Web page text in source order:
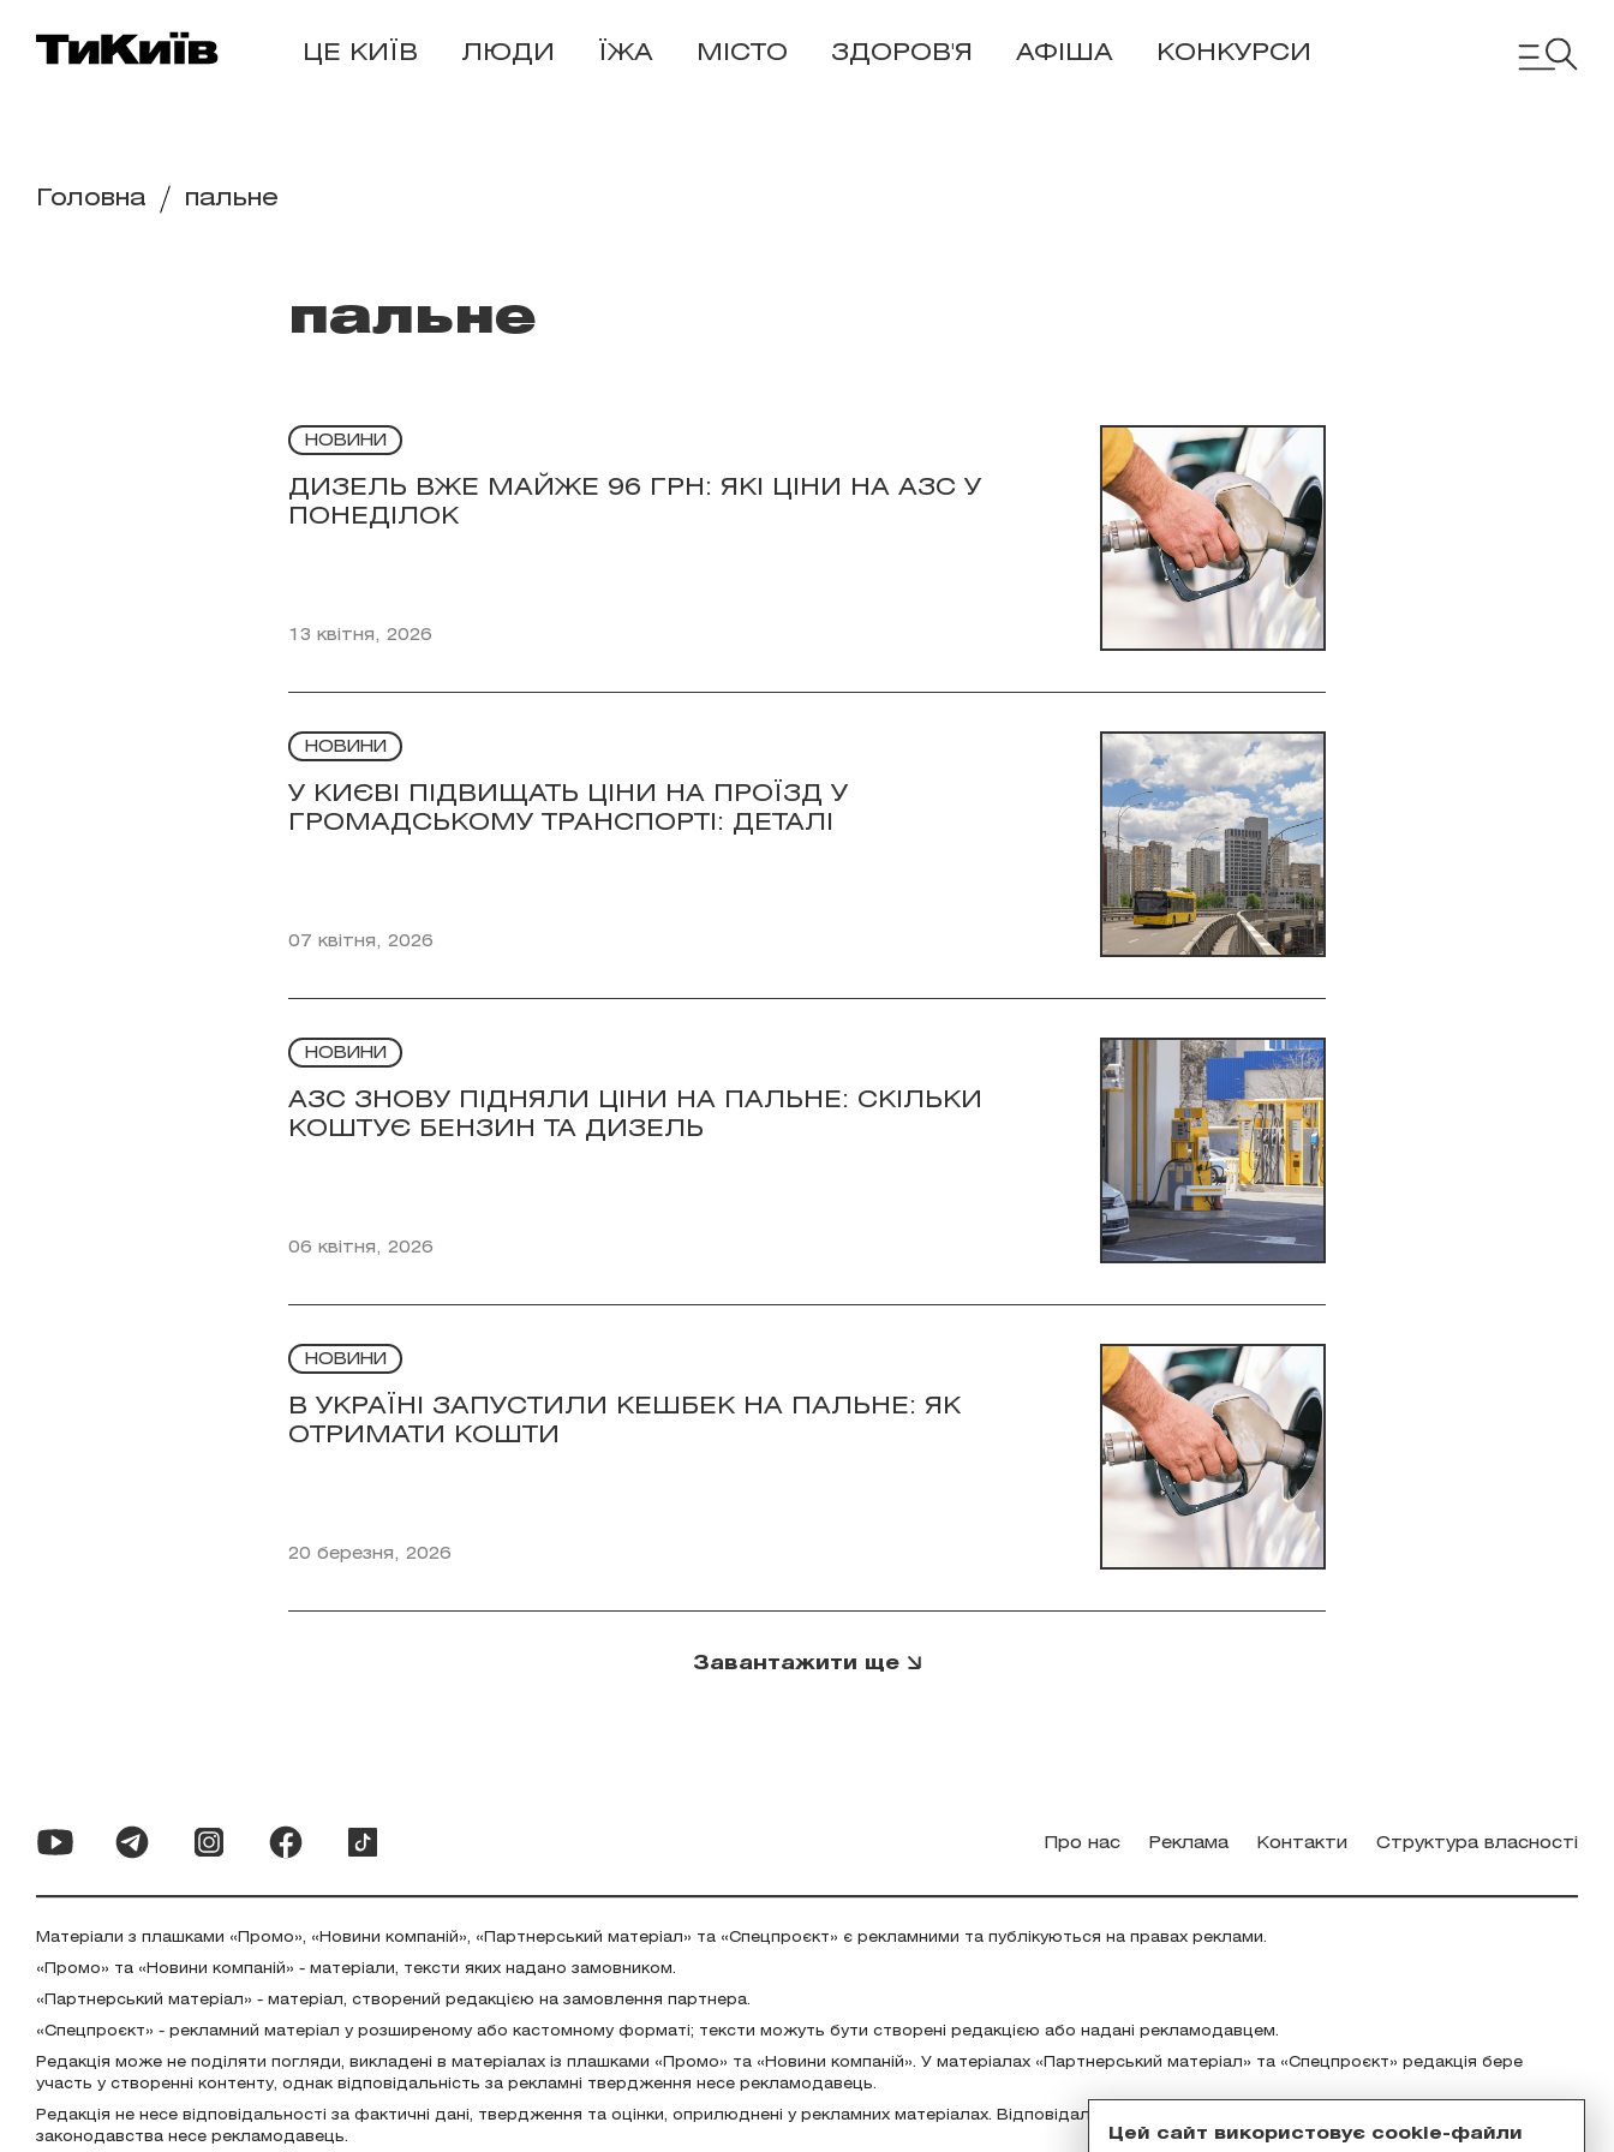
ЦЕ КИЇВ ЛЮДИ ЇЖА МІСТО ЗДОРОВ'Я АФІША КОНКУРСИ
Головна пальне
пальне
НОВИНИ
ДИЗЕЛЬ ВЖЕ МАЙЖЕ 96 ГРН: ЯКІ ЦІНИ НА АЗС У
ПОНЕДІЛОК
13 квітня, 2026
НОВИНИ
У КИЄВІ ПІДВИЩАТЬ ЦІНИ НА ПРОЇЗД У
ГРОМАДСЬКОМУ ТРАНСПОРТІ: ДЕТАЛІ
07 квітня, 2026
НОВИНИ
АЗС ЗНОВУ ПІДНЯЛИ ЦІНИ НА ПАЛЬНЕ: СКІЛЬКИ
КОШТУЄ БЕНЗИН ТА ДИЗЕЛЬ
06 квітня, 2026
НОВИНИ
В УКРАЇНІ ЗАПУСТИЛИ КЕШБЕК НА ПАЛЬНЕ: ЯК
ОТРИМАТИ КОШТИ
20 березня, 2026
Завантажити ще
Цей сайт використовує cookie-файли
Про нас Реклама Контакти Структура власності
Матеріали з плашками «Промо», «Новини компаній», «Партнерський матеріал» та «Спецпроєкт» є рекламними та публікуються на правах реклами.
«Промо» та «Новини компаній» - матеріали, тексти яких надано замовником.
«Партнерський матеріал» - матеріал, створений редакцією на замовлення партнера.
«Спецпроєкт» - рекламний матеріал у розширеному або кастомному форматі; тексти можуть бути створені редакцією або надані рекламодавцем.
Редакція може не поділяти погляди, викладені в матеріалах із плашками «Промо» та «Новини компаній». У матеріалах «Партнерський матеріал» та «Спецпроєкт» редакція бере
участь у створенні контенту, однак відповідальність за рекламні твердження несе рекламодавець.
Редакція не несе відповідальності за фактичні дані, твердження та оцінки, оприлюднені у рекламних матеріалах. Відповідальність за зміст реклами відповідно до українського
законодавства несе рекламодавець.